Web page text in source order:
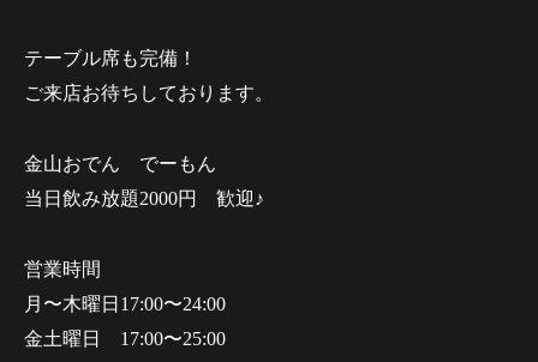
テーブル席も完備！
ご来店お待ちしております。
金山おでん でーもん
当日飲み放題2000円 歓迎♪
営業時間
月〜木曜日17:00〜24:00
金土曜日 17:00〜25:00